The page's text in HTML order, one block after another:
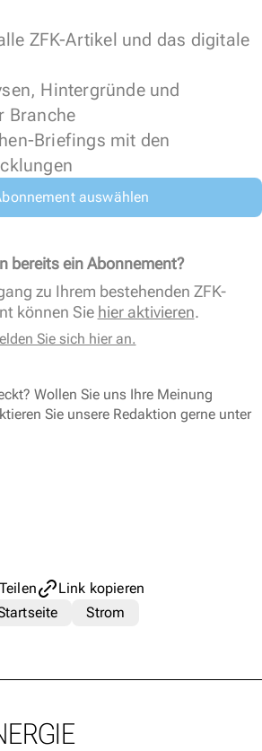
ZFK-Artikel und das digitale
Hintergründe und
Branche
Briefings mit den
auswählen
bereits ein Abonnement?
zu Ihrem bestehenden ZFK-
können Sie hier aktivieren.
Sie sich hier an.
Wollen Sie uns Ihre Meinung
Sie unsere Redaktion gerne unter
Teilen
Link kopieren
Strom